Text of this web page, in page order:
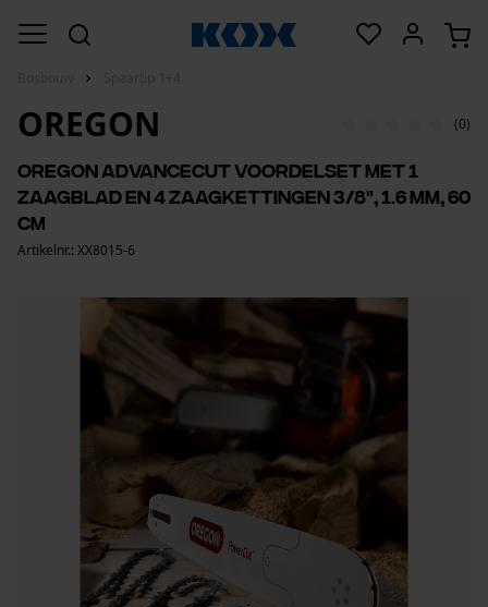
OREGON (0)
Oregon AdvanceCut voordelset met 1
zaagblad en 4 zaagkettingen 3/8", 1.6 mm, 60
cm
Artikelnr.: XX8015-6